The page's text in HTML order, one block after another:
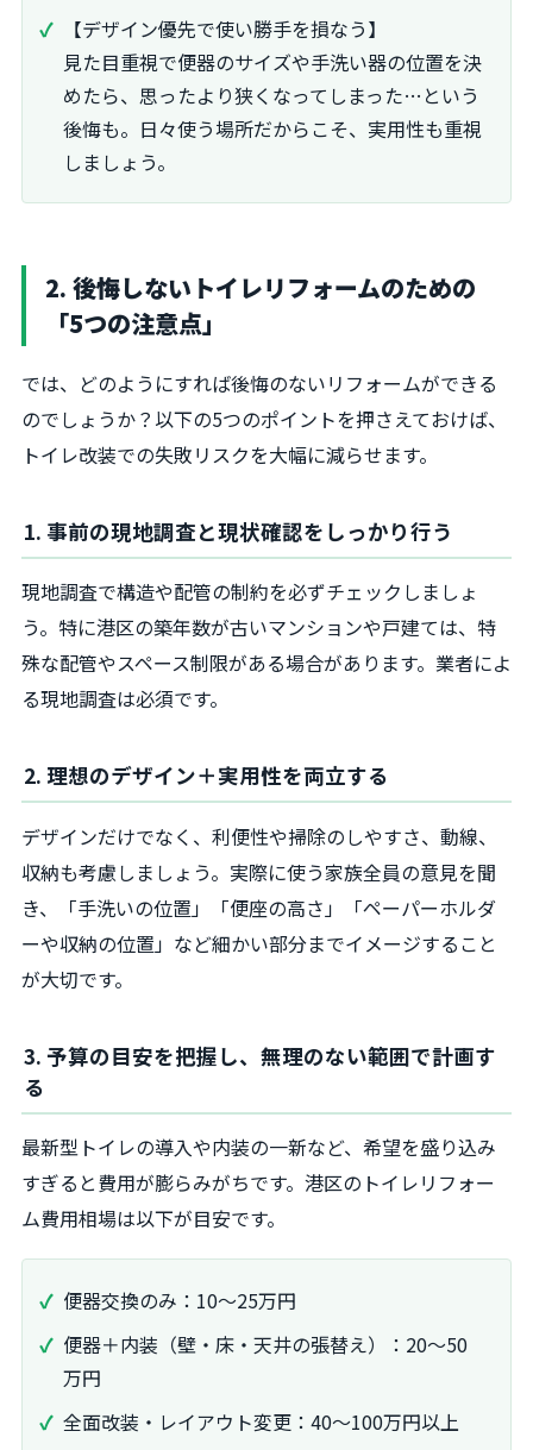
【デザイン優先で使い勝手を損なう】
見た目重視で便器のサイズや手洗い器の位置を決
めたら、思ったより狭くなってしまった…という
後悔も。日々使う場所だからこそ、実用性も重視
しましょう。
2. 後悔しないトイレリフォームのための
「5つの注意点」
では、どのようにすれば後悔のないリフォームができる
のでしょうか？以下の5つのポイントを押さえておけば、
トイレ改装での失敗リスクを大幅に減らせます。
1. 事前の現地調査と現状確認をしっかり行う
現地調査で構造や配管の制約を必ずチェックしましょ
う。特に港区の築年数が古いマンションや戸建ては、特
殊な配管やスペース制限がある場合があります。業者によ
る現地調査は必須です。
2. 理想のデザイン＋実用性を両立する
デザインだけでなく、利便性や掃除のしやすさ、動線、
収納も考慮しましょう。実際に使う家族全員の意見を聞
き、「手洗いの位置」「便座の高さ」「ペーパーホルダ
ーや収納の位置」など細かい部分までイメージすること
が大切です。
3. 予算の目安を把握し、無理のない範囲で計画す
る
最新型トイレの導入や内装の一新など、希望を盛り込み
すぎると費用が膨らみがちです。港区のトイレリフォー
ム費用相場は以下が目安です。
便器交換のみ：10〜25万円
便器＋内装（壁・床・天井の張替え）：20〜50
万円
全面改装・レイアウト変更：40〜100万円以上